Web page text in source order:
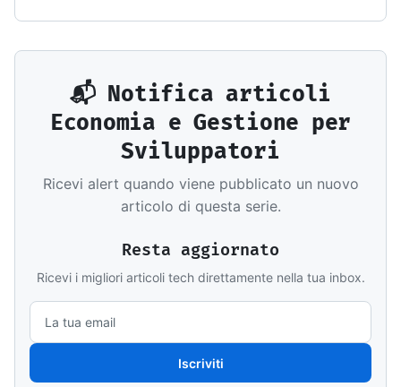
📬 Notifica articoli
Economia e Gestione per
Sviluppatori
Ricevi alert quando viene pubblicato un nuovo
articolo di questa serie.
Resta aggiornato
Ricevi i migliori articoli tech direttamente nella tua inbox.
Iscriviti